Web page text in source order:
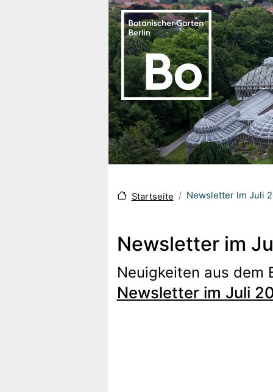
Startseite Newsletter Im Juli
Newsletter im
Neuigkeiten aus dem
Newsletter im Juli